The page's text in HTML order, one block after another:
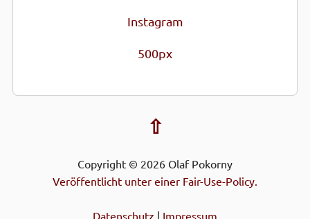
Instagram
500px
⇧
Copyright © 2026 Olaf Pokorny
Veröffentlicht unter einer Fair-Use-Policy.
Datenschutz | Impressum